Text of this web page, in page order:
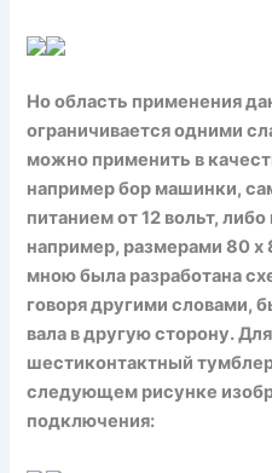
Но область применения
ограничивается одними
можно применить в
например бор машинки,
питанием от 12 вольт,
например, размерами 80 х
мною была разработана
говоря другими словами,
вала в другую сторону.
шестиконтактный
следующем рисунке
подключения: